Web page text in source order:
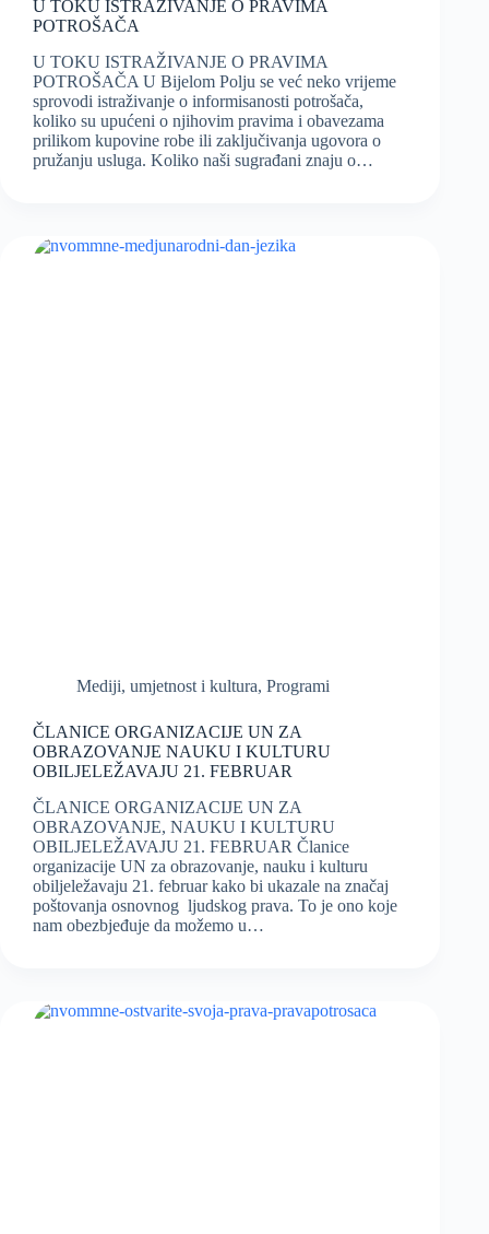
U TOKU ISTRAŽIVANJE O PRAVIMA
POTROŠAČA
U TOKU ISTRAŽIVANJE O PRAVIMA
POTROŠAČA U Bijelom Polju se već neko vrijeme
sprovodi istraživanje o informisanosti potrošača,
koliko su upućeni o njihovim pravima i obavezama
prilikom kupovine robe ili zaključivanja ugovora o
pružanju usluga. Koliko naši sugrađani znaju o…
Mediji, umjetnost i kultura, Programi
ČLANICE ORGANIZACIJE UN ZA
OBRAZOVANJE NAUKU I KULTURU
OBILJELEŽAVAJU 21. FEBRUAR
ČLANICE ORGANIZACIJE UN ZA
OBRAZOVANJE, NAUKU I KULTURU
OBILJELEŽAVAJU 21. FEBRUAR Članice
organizacije UN za obrazovanje, nauku i kulturu
obiljeležavaju 21. februar kako bi ukazale na značaj
poštovanja osnovnog ljudskog prava. To je ono koje
nam obezbjeđuje da možemo u…